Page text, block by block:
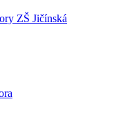
ZŠ Jičínská